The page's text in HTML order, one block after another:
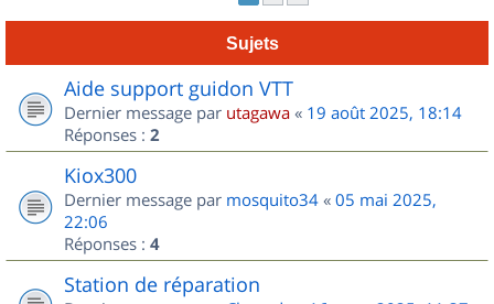
Sujets
Aide support guidon VTT
Dernier message par utagawa « 19 août 2025, 18:14
Réponses : 2
Kiox300
Dernier message par mosquito34 « 05 mai 2025,
22:06
Réponses : 4
Station de réparation